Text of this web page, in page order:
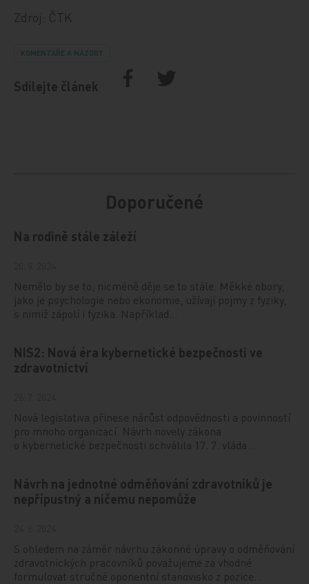
Zdroj: ČTK
KOMENTÁŘE A NÁZORY
Sdílejte článek
Doporučené
Na rodině stále záleží
Nemělo by se to, nicméně děje se to stále. Měkké obory,
jako je psychologie nebo ekonomie, užívají pojmy z fyziky,
s nimiž zápolí i fyzika. Například…
NIS2: Nová éra kybernetické bezpečnosti ve
zdravotnictví
Nová legislativa přinese nárůst odpovědnosti a povinností
pro mnoho organizací. Návrh novely zákona
o kybernetické bezpečnosti schválila 17. 7. vláda…
Návrh na jednotné odměňování zdravotníků je
nepřípustný a ničemu nepomůže
S ohledem na záměr návrhu zákonné úpravy o odměňování
zdravotnických pracovníků považujeme za vhodné
formulovat stručné oponentní stanovisko z pozice…